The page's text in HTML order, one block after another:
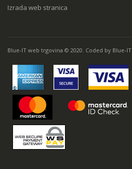
Izrada web stranica
Blue-IT web trgovina © 2020. Coded by Blue-IT